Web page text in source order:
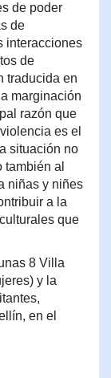
de poder
de
interacciones
de
traducida en
marginación
razón que
es el
situación no
al
niñas y niñes
a la
que
8 Villa
y la
en el